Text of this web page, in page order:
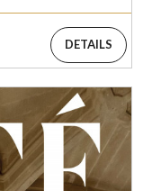
DETAILS